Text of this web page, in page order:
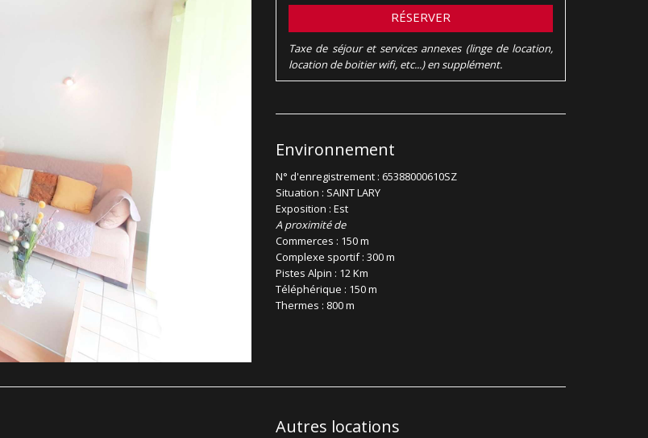
RÉSERVER
Taxe de séjour et services annexes (linge de location,
location de boitier wifi, etc...) en supplément.
Environnement
N° d'enregistrement : 65388000610SZ
Situation : SAINT LARY
Exposition : Est
A proximité de
Commerces : 150 m
Complexe sportif : 300 m
Pistes Alpin : 12 Km
Téléphérique : 150 m
Thermes : 800 m
Autres locations